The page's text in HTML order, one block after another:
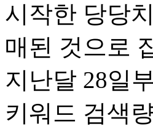
시작한 당당
매된 것으로
지난달 28일
키워드 검색